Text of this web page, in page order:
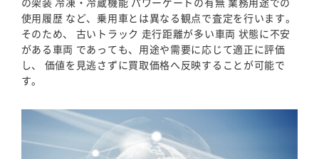
使用履歴 など、乗用車とは異なる観点で査定を行います。
そのため、 古いトラック 走行距離が多い車両 状態に不安
がある車両 であっても、用途や需要に応じて適正に評価
し、 価値を見逃さずに買取価格へ反映することが可能で
す。